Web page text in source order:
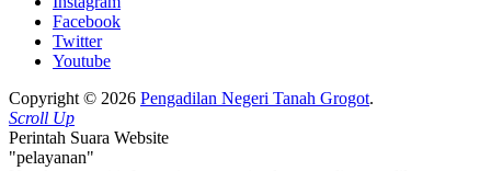
Facebook
Twitter
Youtube
Copyright © 2026 Pengadilan Negeri Tanah Grogot.
Scroll Up
Perintah Suara Website
"pelayanan"